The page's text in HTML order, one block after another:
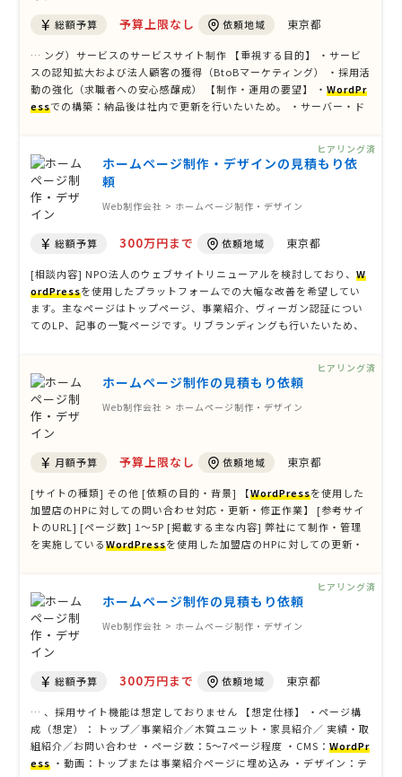
総額予算 予算上限なし 依頼地域 東京都
… ング）サービスのサービスサイト制作 【重視する目的】 ・サービ
スの認知拡大および法人顧客の獲得（BtoBマーケティング） ・採用活
動の強化（求職者への安心感醸成） 【制作・運用の要望】 ・WordPr
essでの構築：納品後は社内で更新を行いたいため。 ・サーバー・ド
…
ホームページ制作・デザインの見積もり依
頼
Web制作会社 > ホームページ制作・デザイン
総額予算 300万円まで 依頼地域 東京都
[相談内容] NPO法人のウェブサイトリニューアルを検討しており、W
ordPressを使用したプラットフォームでの大幅な改善を希望してい
ます。主なページはトップページ、事業紹介、ヴィーガン認証につい
てのLP、記事の一覧ページです。リブランディングも行いたいため、
指し …
ヒアリング済
ホームページ制作の見積もり依頼
Web制作会社 > ホームページ制作・デザイン
月額予算 予算上限なし 依頼地域 東京都
[サイトの種類] その他 [依頼の目的・背景] 【WordPressを使用した
加盟店のHPに対しての問い合わせ対応・更新・修正作業】 [参考サイ
トのURL] [ページ数] 1〜5P [掲載する主な内容] 弊社にて制作・管理
を実施しているWordPressを使用した加盟店のHPに対しての更新・
ヒアリング済
ホームページ制作の見積もり依頼
Web制作会社 > ホームページ制作・デザイン
総額予算 300万円まで 依頼地域 東京都
… 、採用サイト機能は想定しておりません 【想定仕様】 ・ページ構
成（想定）： トップ／事業紹介／木質ユニット・家具紹介／ 実績・取
組紹介／お問い合わせ ・ページ数：5～7ページ程度 ・CMS：WordPr
ess ・動画：トップまたは事業紹介ページに埋め込み ・デザイン：テ
ヒアリング済